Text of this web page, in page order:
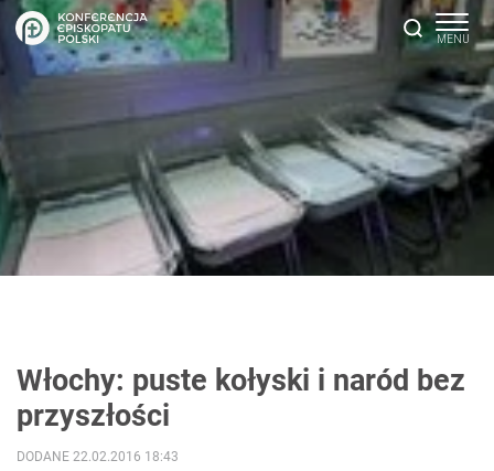
Włochy: puste kołyski i naród bez
przyszłości
DODANE 22.02.2016 18:43